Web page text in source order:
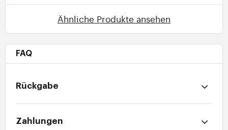
Ähnliche Produkte ansehen
FAQ
Rückgabe
Zahlungen